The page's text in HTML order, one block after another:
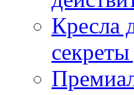
Кресла